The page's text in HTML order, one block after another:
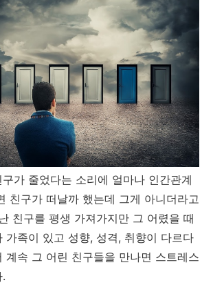
가 줄었다는 소리에 얼마나 인간관계
친구가 떠날까 했는데 그게 아니더라고
친구를 평생 가져가지만 그 어렸을 때
가족이 있고 성향, 성격, 취향이 다르다
계속 그 어린 친구들을 만나면 스트레스